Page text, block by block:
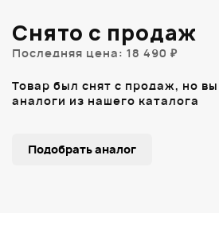
Снято с продаж
Последняя цена: 18 490 ₽
Товар был снят с продаж, но
аналоги из нашего каталога
Подобрать аналог